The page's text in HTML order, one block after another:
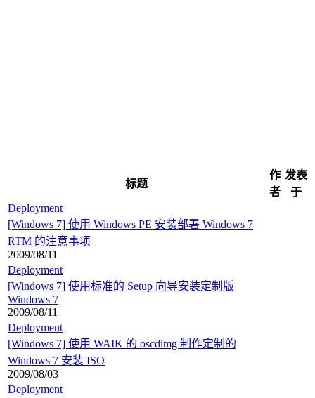
标题
作
者
发表
于
Deployment
[Windows 7] 使用 Windows PE 安装部署 Windows 7
RTM 的注意事项
2009/08/11
Deployment
[Windows 7] 使用标准的 Setup 向导安装定制版
Windows 7
2009/08/11
Deployment
[Windows 7] 使用 WAIK 的 oscdimg 制作定制的
Windows 7 安装 ISO
2009/08/03
Deployment